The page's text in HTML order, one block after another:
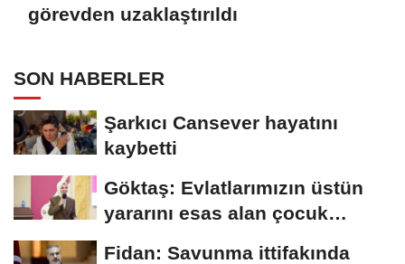
görevden uzaklaştırıldı
SON HABERLER
Şarkıcı Cansever hayatını
kaybetti
Göktaş: Evlatlarımızın üstün
yararını esas alan çocuk
Fidan: Savunma ittifakında